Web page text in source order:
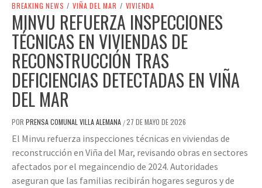
BREAKING NEWS / VIÑA DEL MAR / VIVIENDA
MINVU REFUERZA INSPECCIONES
TÉCNICAS EN VIVIENDAS DE
RECONSTRUCCIÓN TRAS
DEFICIENCIAS DETECTADAS EN VIÑA
DEL MAR
POR PRENSA COMUNAL VILLA ALEMANA /27 DE MAYO DE 2026
El Minvu refuerza inspecciones técnicas en viviendas de
reconstrucción en Viña del Mar, revisando obras en sectores
afectados por el megaincendio de 2024. Autoridades
aseguran que las familias recibirán hogares seguros y de